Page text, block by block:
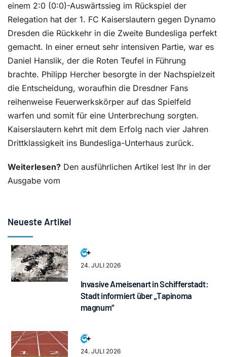
einem 2:0 (0:0)-Auswärtssieg im Rückspiel der
Relegation hat der 1. FC Kaiserslautern gegen Dynamo
Dresden die Rückkehr in die Zweite Bundesliga perfekt
gemacht. In einer erneut sehr intensiven Partie, war es
Daniel Hanslik, der die Roten Teufel in Führung
brachte. Philipp Hercher besorgte in der Nachspielzeit
die Entscheidung, woraufhin die Dresdner Fans
reihenweise Feuerwerkskörper auf das Spielfeld
warfen und somit für eine Unterbrechung sorgten.
Kaiserslautern kehrt mit dem Erfolg nach vier Jahren
Drittklassigkeit ins Bundesliga-Unterhaus zurück.
Weiterlesen? Den ausführlichen Artikel lest Ihr in der
Ausgabe vom
Neueste Artikel
24. JULI 2026
Invasive Ameisenart in Schifferstadt:
Stadt informiert über „Tapinoma
magnum“
24. JULI 2026